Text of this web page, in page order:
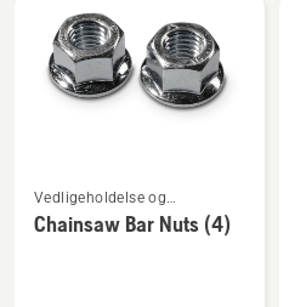
flere
detaljer
Vedligeholdelse og
reservedele
Chainsaw Bar Nuts (4)